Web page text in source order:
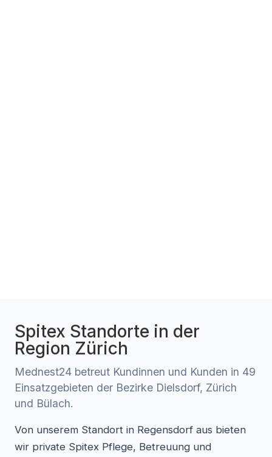
Spitex Standorte in der
Region Zürich
Mednest24 betreut Kundinnen und Kunden in 49
Einsatzgebieten der Bezirke Dielsdorf, Zürich
und Bülach.
Von unserem Standort in Regensdorf aus bieten
wir private Spitex Pflege, Betreuung und